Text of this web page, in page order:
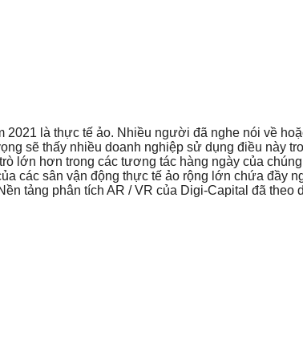
2021 là thực tế ảo. Nhiều người đã nghe nói về
sẽ thấy nhiều doanh nghiệp sử dụng điều này
lớn hơn trong các tương tác hàng ngày của
các sân vận động thực tế ảo rộng lớn chứa đầy
tảng phân tích AR / VR của Digi-Capital đã